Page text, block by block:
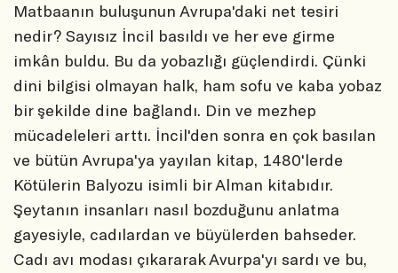
Matbaanın buluşunun Avrupa'daki net tesiri
nedir? Sayısız İncil basıldı ve her eve girme
imkân buldu. Bu da yobazlığı güçlendirdi. Çünki
dini bilgisi olmayan halk, ham sofu ve kaba yobaz
bir şekilde dine bağlandı. Din ve mezhep
mücadeleleri arttı. İncil'den sonra en çok basılan
ve bütün Avrupa'ya yayılan kitap, 1480'lerde
Kötülerin Balyozu isimli bir Alman kitabıdır.
Şeytanın insanları nasıl bozduğunu anlatma
gayesiyle, cadılardan ve büyülerden bahseder.
Cadı avı modası çıkararak Avurpa'yı sardı ve bu,